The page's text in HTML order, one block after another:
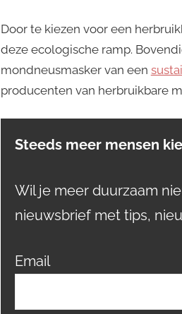
Door te kiezen voor een
deze ecologische ramp.
mondneusmasker van een
producenten van herbruikbare
Steeds meer mensen
Wil je meer duurzaam
nieuwsbrief met tips,
Email